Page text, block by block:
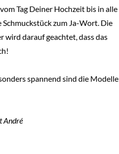
Tag Deiner Hochzeit bis in alle
zum Ja-Wort. Die
wird darauf geachtet, dass das
spannend sind die Modelle
André